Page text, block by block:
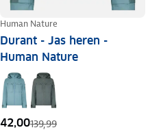
Human Nature
Durant - Jas heren -
Human Nature
42,00139,99